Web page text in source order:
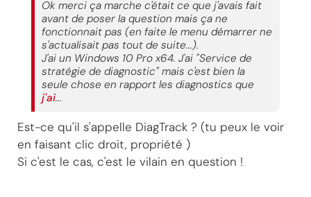
Ok merci ça marche c'était ce que j'avais fait
avant de poser la question mais ça ne
fonctionnait pas (en faite le menu démarrer ne
s'actualisait pas tout de suite...).
J'ai un Windows 10 Pro x64. J'ai "Service de
stratégie de diagnostic" mais c'est bien la
seule chose en rapport les diagnostics que
j'ai...
Est-ce qu'il s'appelle DiagTrack ? (tu peux le voir
en faisant clic droit, propriété )
Si c'est le cas, c'est le vilain en question !